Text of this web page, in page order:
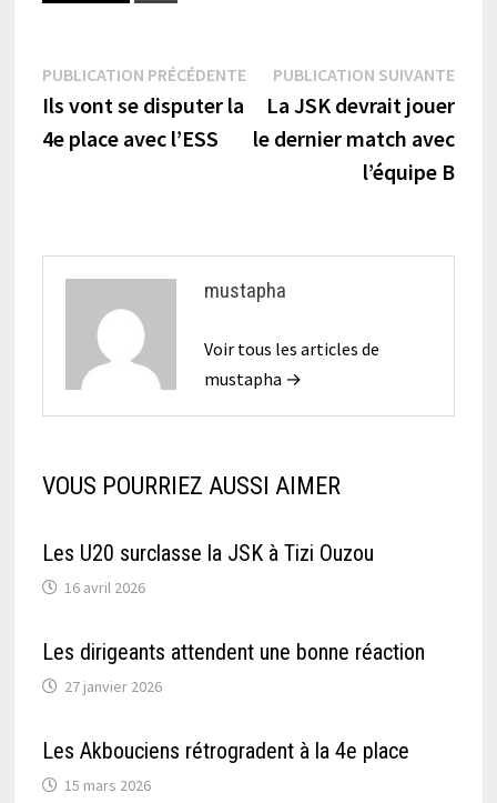
Navigation
de
l’article
PUBLICATION PRÉCÉDENTEPublication
précédente :
Ils vont se disputer la
4e place avec l’ESS
PUBLICATION SUIVANTE
La JSK devrait jouer
le dernier match avec
l’équipe B
mustapha
Voir tous les articles de
mustapha →
VOUS POURRIEZ AUSSI AIMER
Les U20 surclasse la JSK à Tizi Ouzou
16 avril 2026
Les dirigeants attendent une bonne réaction
27 janvier 2026
Les Akbouciens rétrogradent à la 4e place
15 mars 2026